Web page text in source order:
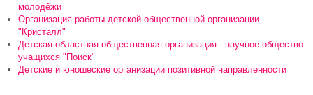
молодёжи
Организация работы детской общественной организации
"Кристалл"
Детская областная общественная организация - научное общество
учащихся "Поиск"
Детские и юношеские организации позитивной направленности